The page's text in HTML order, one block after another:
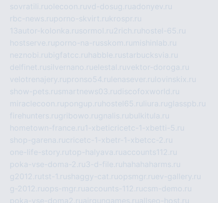
sovratili.ruolecoon.ruvd-dosug.ruadonyev.ru
rbc-news.ruporno-skvirt.rukrospr.ru
13autor-kolonka.rusormol.ru2rich.ru hostel-65.ru
hostserve.ruporno-na-russkom.ru mishinlab.ru
neznobi.rubigfatcc.ru habble.rustarbucksvia.ru
delfinet.rusilvernano.ruelestal.ruvektor-doroga.ru
velotrenajery.rupronso54.ru lenasever.ru lovinskix.ru
show-pets.rusmartnews03.rudiscofoxworld.ru
miraclecoon.rupongup.ru hostel65.ru liura.ruglasspb.ru
firehunters.rugribowo.rugnalis.rubulkitula.ru
hometown-france.ru1-xbeticricetc-1-xbetti-5.ru
shop-garena.rucricetc-1-xbetr-1-xbetcc-2.ru
one-life-story.rutop-halyava.ruaccounts112.ru
poka-vse-doma-2.ru3-d-file.ru hahahaharms.ru
g2012.rutst-1.rushaggy-cat.ruopsmgr.ruev-gallery.ru
g-2012.ruops-mgr.ruaccounts-112.rucsm-demo.ru
poka-vse-doma2.ruairgungames.ruallseo-host.ru